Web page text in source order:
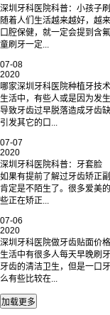
深圳牙科医院科普：小孩子
随着人们生活越来越好，越
口腔保健，就一定会提到含
童刷牙一定...
07-08
2020
哪家深圳牙科医院种植牙技术
生活中，有些人或是因为发
导致牙齿过早脱落造成牙齿
引发其它的口...
07-07
2020
深圳牙科医院科普：牙套脸
如果有提前了解过牙齿矫正
肯定是不陌生了。很多爱美
些正在矫正...
07-06
2020
深圳牙科医院做牙齿贴面价格
生活中有很多人每天早晚刷
牙齿的清洁卫生，但是一口
么有些比较在...